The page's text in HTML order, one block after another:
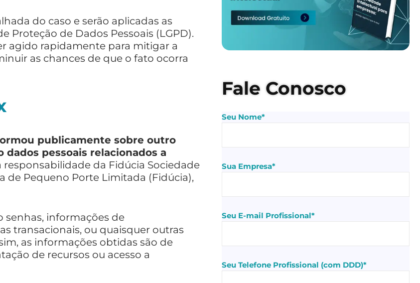
do caso e serão aplicadas as
Proteção de Dados Pessoais (LGPD).
agido rapidamente para mitigar a
as chances de que o fato ocorra
publicamente sobre outro
pessoais relacionados a
responsabilidade da Fidúcia Sociedade
de Pequeno Porte Limitada (Fidúcia),
senhas, informações de
transacionais, ou quaisquer outras
as informações obtidas são de
de recursos ou acesso a
Fale Conosco
Seu Nome*
Sua Empresa*
Seu E-mail Profissional*
Seu Telefone Profissional (com DDD)*